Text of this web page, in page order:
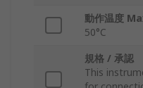
動作温度
50°C
規格 / 承認
This